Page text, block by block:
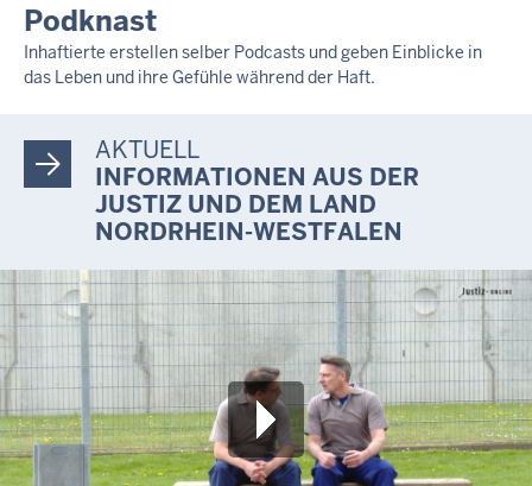
Podknast
Inhaftierte erstellen selber Podcasts und geben Einblicke in
das Leben und ihre Gefühle während der Haft.
AKTUELL
INFORMATIONEN AUS DER
JUSTIZ UND DEM LAND
NORDRHEIN-WESTFALEN